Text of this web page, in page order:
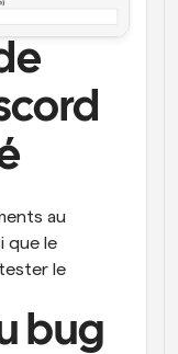
au
que le
le
bug